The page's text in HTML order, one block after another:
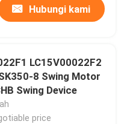
Hubungi kami
LC15V00022F2
8 Swing Motor
Swing Device
price